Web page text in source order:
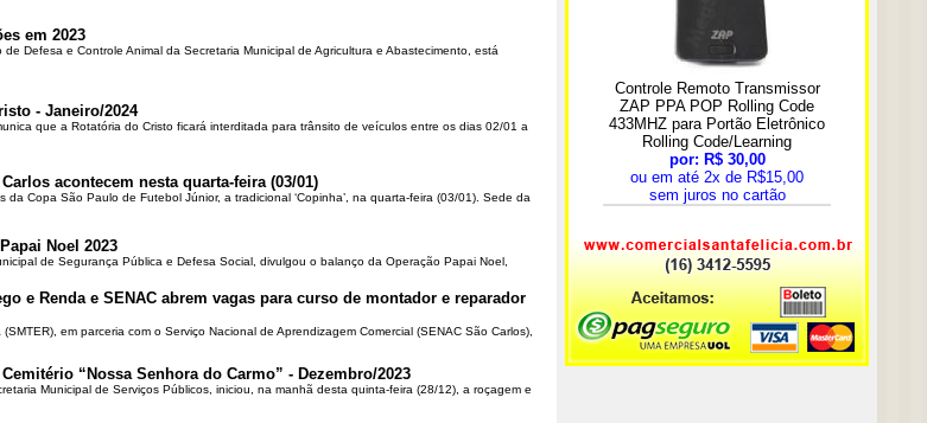
em 2023
Defesa e Controle Animal da Secretaria Municipal de Agricultura e Abastecimento, está
- Janeiro/2024
que a Rotatória do Cristo ficará interditada para trânsito de veículos entre os dias 02/01 a
acontecem nesta quarta-feira (03/01)
Copa São Paulo de Futebol Júnior, a tradicional ‘Copinha’, na quarta-feira (03/01). Sede da
Noel 2023
de Segurança Pública e Defesa Social, divulgou o balanço da Operação Papai Noel,
e Renda e SENAC abrem vagas para curso de montador e reparador
em parceria com o Serviço Nacional de Aprendizagem Comercial (SENAC São Carlos),
“Nossa Senhora do Carmo” - Dezembro/2023
Municipal de Serviços Públicos, iniciou, na manhã desta quinta-feira (28/12), a roçagem e